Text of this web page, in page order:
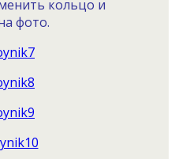
кольцо и
фото.